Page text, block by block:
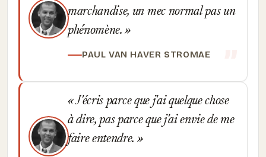
marchandise, un mec normal pas un
phénomène.
PAUL VAN HAVER STROMAE
J'écris parce que j'ai quelque chose
à dire, pas parce que j'ai envie de me
faire entendre.